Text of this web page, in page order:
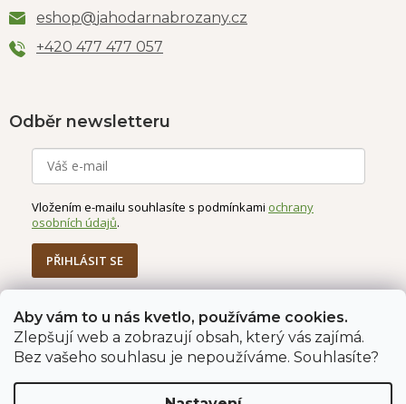
Aby vám to u nás kvetlo, používáme cookies.
Zlepšují web a zobrazují obsah, který vás zajímá.
Bez vašeho souhlasu je nepoužíváme. Souhlasíte?
eshop@jahodarnabrozany.cz
+420 477 477 057
Odběr newsletteru
Vložením e-mailu souhlasíte s podmínkami ochrany
osobních údajů.
PŘIHLÁSIT SE
Jahodárna Brozany Obchodní podmínky
Podmínky ochrany údajů